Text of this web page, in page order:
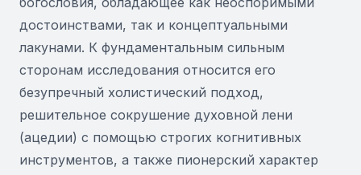
достоинствами, так и концептуальными
лакунами. К фундаментальным сильным
сторонам исследования относится его
безупречный холистический подход,
решительное сокрушение духовной лени
(ацедии) с помощью строгих когнитивных
инструментов, а также пионерский характер